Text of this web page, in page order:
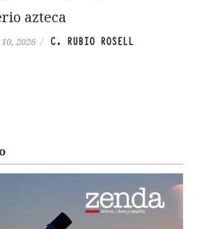
azteca
2026 / C. RUBIO ROSELL